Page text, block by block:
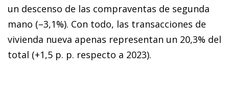
un descenso de las com­­praventas de segunda
mano (–3,1%). Con todo, las transacciones de
vivienda nueva apenas representan un 20,3% del
total (+1,5 p. p. respecto a 2023).